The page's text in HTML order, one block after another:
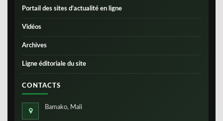
Portail des sites d’actualité en ligne
Vidéos
Archives
Ligne éditoriale du site
CONTACTS
Bamako, Mali